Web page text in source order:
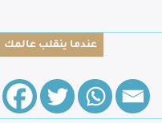
عندما ينقلب عالمك